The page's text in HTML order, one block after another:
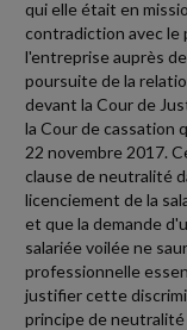
qui elle était en
contradiction avec
l'entreprise auprès
poursuite de la
devant la Cour de
la Cour de cassation
22 novembre 2017.
clause de neutralité
licenciement de la
et que la demande
salariée voilée ne
professionnelle
justifier cette
principe de